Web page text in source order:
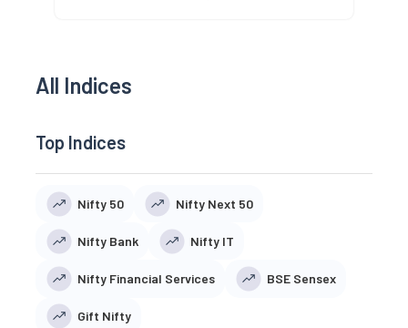
All Indices
Top Indices
Nifty 50 Nifty Next 50
Nifty Bank Nifty IT
Nifty Financial Services BSE Sensex
Gift Nifty